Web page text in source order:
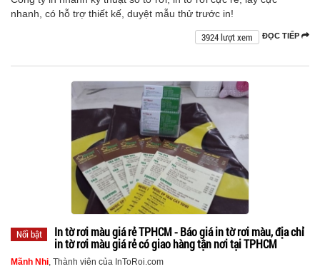
nhanh, có hỗ trợ thiết kế, duyệt mẫu thử trước in!
ĐỌC TIẾP
3924 lượt xem
Nổi bật
In tờ rơi màu giá rẻ TPHCM - Báo giá in tờ rơi màu, địa chỉ
in tờ rơi màu giá rẻ có giao hàng tận nơi tại TPHCM
Mãnh Nhi , Thành viên của InToRoi.com